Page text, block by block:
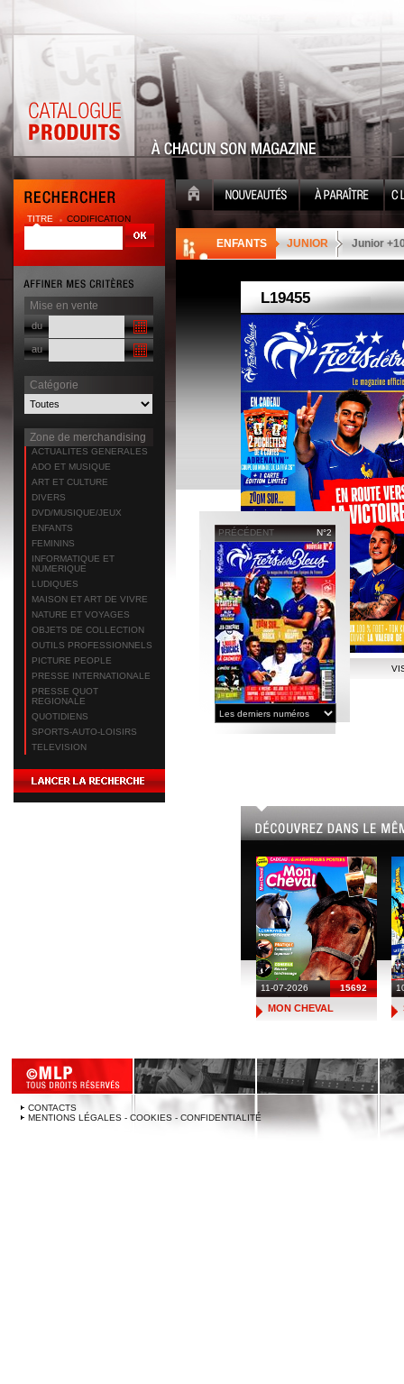
TITRE CODIFICATION
Mise en vente
du
au
Catégorie
Zone de merchandising
ACTUALITES GENERALES
ADO ET MUSIQUE
ART ET CULTURE
DIVERS
DVD/MUSIQUE/JEUX
ENFANTS
FEMININS
INFORMATIQUE ET
NUMERIQUE
LUDIQUES
MAISON ET ART DE VIVRE
NATURE ET VOYAGES
OBJETS DE COLLECTION
OUTILS PROFESSIONNELS
PICTURE PEOPLE
PRESSE INTERNATIONALE
PRESSE QUOT
REGIONALE
QUOTIDIENS
SPORTS-AUTO-LOISIRS
TELEVISION
ENFANTS JUNIOR Junior
PRÉCÉDENT N°2
11-07-2026 15692
MON CHEVAL
CONTACTS
MENTIONS LÉGALES - COOKIES - CONFIDENTIALITÉ